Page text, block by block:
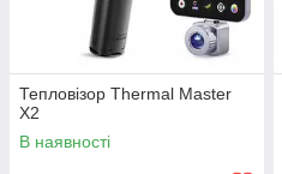
Тепловізор Thermal Master
X2
В наявності